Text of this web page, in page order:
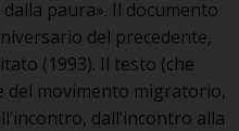
paura». Il documento
del precedente,
(1993). Il testo (che
del movimento migratorio,
dall’incontro alla